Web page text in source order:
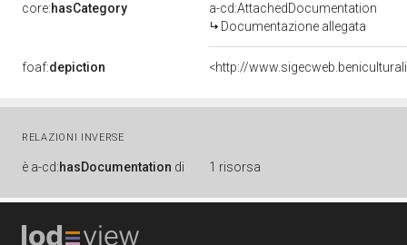
core:hasCategory
a-cd:AttachedDocumentation
Documentazione allegata
foaf:depiction <http://
RELAZIONI INVERSE
è a-cd:hasDocumentation di 1 risorsa